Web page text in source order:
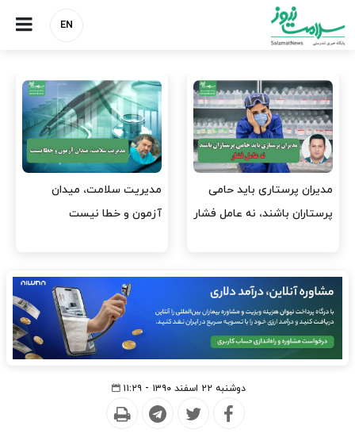
EN
مدیریت سلامت، میدان
آزمون و خطا نیست
وقت وزیر بهداشت باید صرف
افتتاح پروژه‌ها شود؟
دوشنبه ۲۲ اسفند ۱۳۹۰ - ۱۱:۲۹